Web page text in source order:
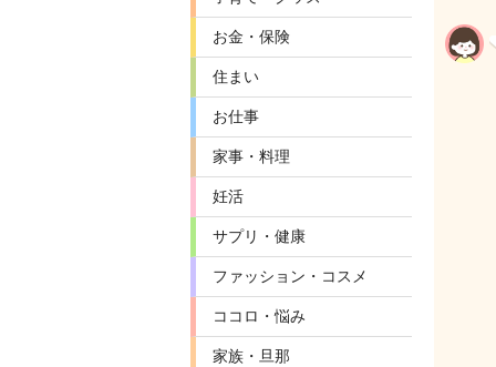
お金・保険
住まい
お仕事
家事・料理
妊活
サプリ・健康
ファッション・コスメ
ココロ・悩み
家族・旦那